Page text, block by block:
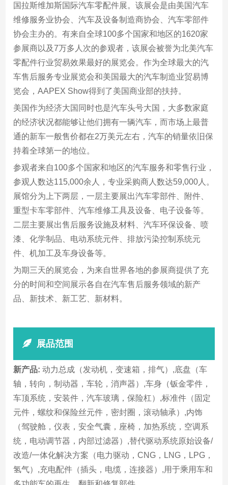
国拉斯维加斯国际汽车零配件展。该展会是由美国汽车
维修服务业协会、汽车及设备制造商协会、汽车零部件
协会主办的。有来自全球100多个国家和地区的1620家
参展商以及7万多人次的参观者，该展会被誉为北美汽车
零配件行业贸易效果最好的展览会。作为全球最大的汽
车售后服务专业展览会和美国最大的汽车制造业贸易博
览会，AAPEX Show得到了美国商业部的扶持。
美国作为经济大国同时也是汽车头号大国，大多数家庭
的经济状况都能够让他们拥有一辆汽车，而市场上最普
通的新车一般售价都在2万美元左右，汽车的销量依旧保
持着全球第一的地位。
参观者来自100多个国家和地区的汽车服务和零售行业，
参观人数达115,000余人，专业采购商人数达59,000人。
展馆分为上下两层，一层主要展出汽车零部件、附件、
重型卡车零部件、汽车维修工具及设备、电子设备等。
二层主要展出售后服务设施及材料、汽车环保设备、喷
漆、化学制品、电动系统元件、排放污染控制系统元
件、机加工及车身设备等。
为期三天的展览会，为来自世界各地的参展商提供了充
分的时间和空间展示各自在汽车售后服务领域的新产
品、新技术、新工艺、新材料。
展品范围
新产品: 动力总成（发动机，变速箱，排气）,底盘（车
轴，转向，制动器，车轮，消声器）,车身（钣金零件，
车顶系统，安装件，汽车玻璃，保险杠）,标准件（固定
元件，螺纹和保险丝元件，密封圈，滚动轴承）,内饰
（驾驶舱，仪表，安全气囊，座椅，加热系统，空调系
统，电动调节器，内部过滤器）,替代驱动系统原始设备/
改造/一体化解决方案（电力驱动，CNG，LNG，LPG，
氢气）,充电配件（插头，电缆，连接器）,用于乘用车和